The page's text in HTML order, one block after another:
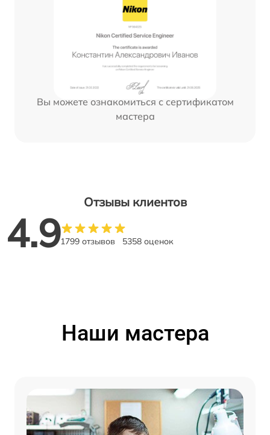
Вы можете ознакомиться с сертификатом
мастера
Отзывы клиентов
4.91799 отзывов 5358 оценок
Наши мастера